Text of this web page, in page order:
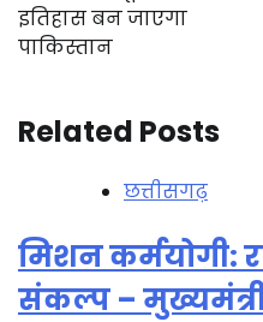
इतिहास बन जाएगा
पाकिस्तान
Related Posts
छत्तीसगढ़
मिशन कर्मयोगी:
संकल्प – मुख्यमंत्री